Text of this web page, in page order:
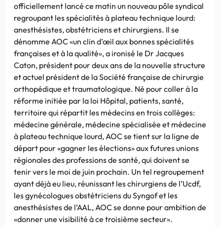
officiellement lancé ce matin un nouveau pôle syndical
regroupant les spécialités à plateau technique lourd:
anesthésistes, obstétriciens et chirurgiens. Il se
dénomme AOC «un clin d’œil aux bonnes spécialités
françaises et à la qualité», a ironisé le Dr Jacques
Caton, président pour deux ans de la nouvelle structure
et actuel président de la Société française de chirurgie
orthopédique et traumatologique. Né pour coller à la
réforme initiée par la loi Hôpital, patients, santé,
territoire qui répartit les médecins en trois collèges:
médecine générale, médecine spécialisée et médecine
à plateau technique lourd, AOC se tient sur la ligne de
départ pour «gagner les élections» aux futures unions
régionales des professions de santé, qui doivent se
tenir vers le moi de juin prochain. Un tel regroupement
ayant déjà eu lieu, réunissant les chirurgiens de l’Ucdf,
les gynécologues obstétriciens du Syngof et les
anesthésistes de l’AAL, AOC se donne pour ambition de
«donner une visibilité à ce troisième secteur».